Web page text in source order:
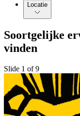
Locatie
Soortgelijke
vinden
Slide 1 of 9